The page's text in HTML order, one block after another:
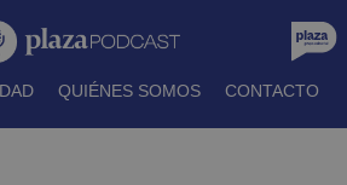
QUIÉNES SOMOS CONTACTO